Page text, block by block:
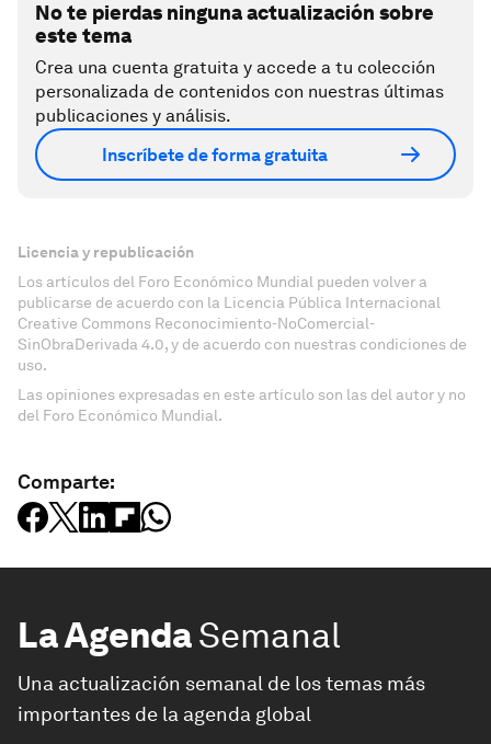
No te pierdas ninguna actualización sobre
este tema
Crea una cuenta gratuita y accede a tu colección
personalizada de contenidos con nuestras últimas
publicaciones y análisis.
Inscríbete de forma gratuita
Licencia y republicación
Los artículos del Foro Económico Mundial pueden volver a
publicarse de acuerdo con la Licencia Pública Internacional
Creative Commons Reconocimiento-NoComercial-
SinObraDerivada 4.0, y de acuerdo con nuestras condiciones de
uso.
Las opiniones expresadas en este artículo son las del autor y no
del Foro Económico Mundial.
Comparte:
La AgendaSemanal
Una actualización semanal de los temas más
importantes de la agenda global